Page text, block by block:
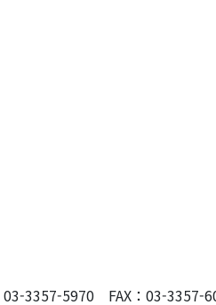
03-3357-5970 FAX：03-